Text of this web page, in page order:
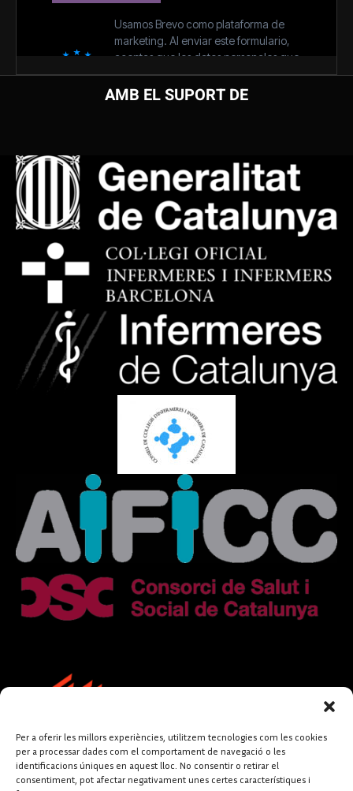
Per a oferir les millors experiències, utilitzem tecnologies com les cookies
per a processar dades com el comportament de navegació o les
identificacions úniques en aquest lloc. No consentir o retirar el
consentiment, pot afectar negativament unes certes característiques i
AMB EL SUPORT DE